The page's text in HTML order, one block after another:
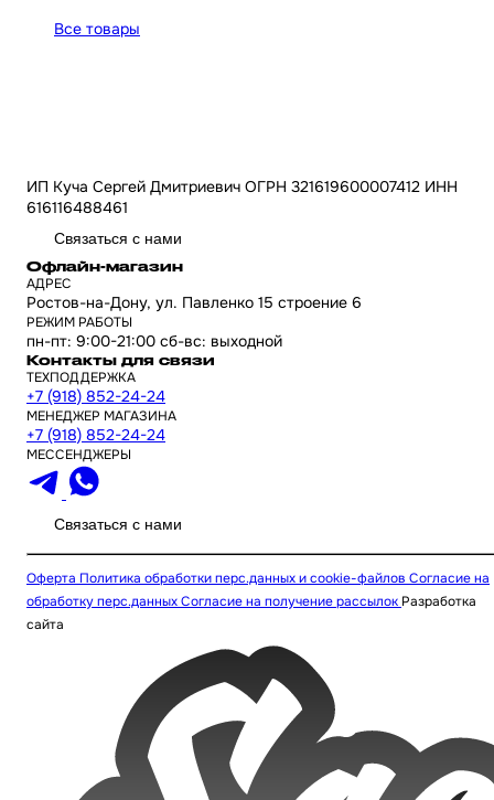
Все товары
ИП Куча Сергей Дмитриевич ОГРН 321619600007412 ИНН
616116488461
Связаться с нами
Офлайн-магазин
АДРЕС
Ростов-на-Дону, ул. Павленко 15 строение 6
РЕЖИМ РАБОТЫ
пн-пт: 9:00-21:00 сб-вс: выходной
Контакты для связи
ТЕХПОДДЕРЖКА
+7 (918) 852-24-24
МЕНЕДЖЕР МАГАЗИНА
+7 (918) 852-24-24
МЕССЕНДЖЕРЫ
Связаться с нами
Оферта Политика обработки перс.данных и cookie-файлов Согласие на
обработку перс.данныхСогласие на получение рассылок Разработка
сайта